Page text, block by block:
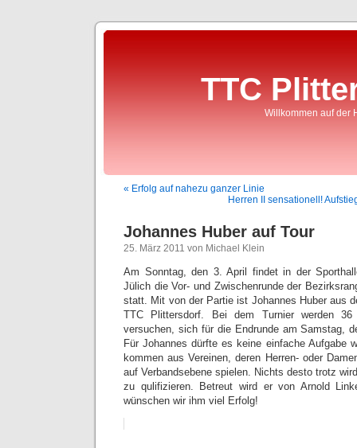
TTC
Willkommen auf der
« Erfolg auf nahezu ganzer Linie
Herren II sensationell!
Johannes Huber auf Tour
25. März 2011 von Michael Klein
Am Sonntag, den 3. April findet in der
Jülich die Vor- und Zwischenrunde der
statt. Mit von der Partie ist Johannes Huber aus
TTC Plittersdorf. Bei dem Turnier werden
versuchen, sich für die Endrunde am Samstag,
Für Johannes dürfte es keine einfache Aufgabe
kommen aus Vereinen, deren Herren- oder
auf Verbandsebene spielen. Nichts desto trotz
zu qulifizieren. Betreut wird er von Arnold
wünschen wir ihm viel Erfolg!